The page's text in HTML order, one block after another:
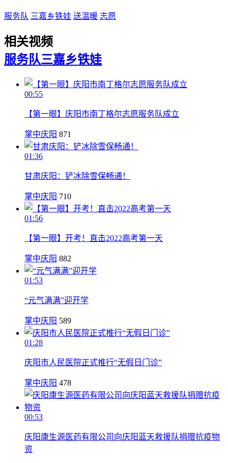
服务队 三嘉乡铁娃 送温暖 志愿
相关视频
服务队三嘉乡铁娃
00:55
【第一眼】庆阳市南丁格尔志愿服务队成立
掌中庆阳 871
01:36
甘肃庆阳：铲冰除雪保畅通！
掌中庆阳 710
01:56
【第一眼】开考！直击2022高考第一天
掌中庆阳 882
01:53
“元气满满”迎开学
掌中庆阳 589
01:28
庆阳市人民医院正式推行“无假日门诊”
掌中庆阳 478
00:53
庆阳康生源医药有限公司向庆阳蓝天救援队捐赠抗疫物
资